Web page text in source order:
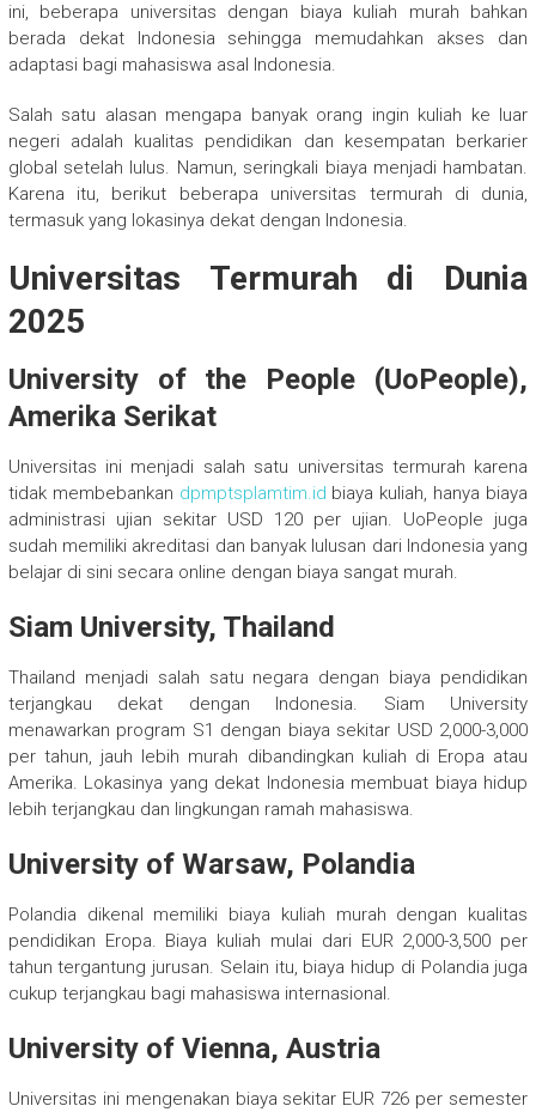
ini, beberapa universitas dengan biaya kuliah murah bahkan
berada dekat Indonesia sehingga memudahkan akses dan
adaptasi bagi mahasiswa asal Indonesia.
Salah satu alasan mengapa banyak orang ingin kuliah ke luar
negeri adalah kualitas pendidikan dan kesempatan berkarier
global setelah lulus. Namun, seringkali biaya menjadi hambatan.
Karena itu, berikut beberapa universitas termurah di dunia,
termasuk yang lokasinya dekat dengan Indonesia.
Universitas Termurah di Dunia
2025
University of the People (UoPeople),
Amerika Serikat
Universitas ini menjadi salah satu universitas termurah karena
tidak membebankan dpmptsplamtim.id biaya kuliah, hanya biaya
administrasi ujian sekitar USD 120 per ujian. UoPeople juga
sudah memiliki akreditasi dan banyak lulusan dari Indonesia yang
belajar di sini secara online dengan biaya sangat murah.
Siam University, Thailand
Thailand menjadi salah satu negara dengan biaya pendidikan
terjangkau dekat dengan Indonesia. Siam University
menawarkan program S1 dengan biaya sekitar USD 2,000-3,000
per tahun, jauh lebih murah dibandingkan kuliah di Eropa atau
Amerika. Lokasinya yang dekat Indonesia membuat biaya hidup
lebih terjangkau dan lingkungan ramah mahasiswa.
University of Warsaw, Polandia
Polandia dikenal memiliki biaya kuliah murah dengan kualitas
pendidikan Eropa. Biaya kuliah mulai dari EUR 2,000-3,500 per
tahun tergantung jurusan. Selain itu, biaya hidup di Polandia juga
cukup terjangkau bagi mahasiswa internasional.
University of Vienna, Austria
Universitas ini mengenakan biaya sekitar EUR 726 per semester